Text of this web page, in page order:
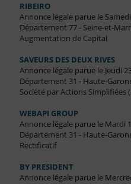
RIBEIRO
Annonce légale parue le
Département 77 - Seine-et-
Augmentation de Capital
SAVEURS DES DEUX RIVES
Annonce légale parue le Jeudi
Département 31 - Haute-
Société par Actions Simplifiées
WEBAPI GROUP
Annonce légale parue le Mardi
Département 31 - Haute-
Rectificatif
BY PRESIDENT
Annonce légale parue le